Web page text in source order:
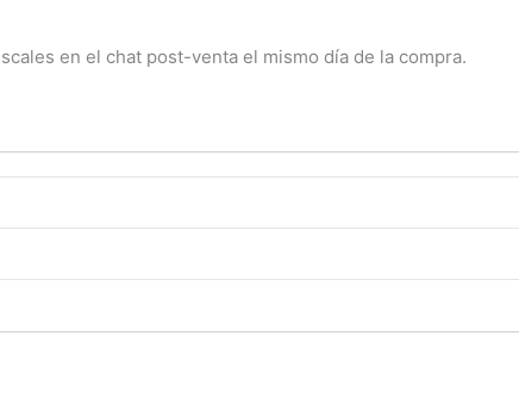
en el chat post-venta el mismo día de la compra.